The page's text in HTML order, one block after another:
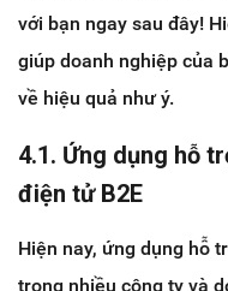
với bạn ngay sau đây!
giúp doanh nghiệp của
về hiệu quả như ý.
4.1. Ứng dụng hỗ
điện tử B2E
Hiện nay, ứng dụng hỗ
trong nhiều công ty và